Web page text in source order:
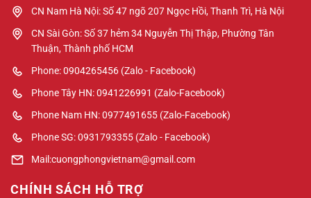
CN Nam Hà Nội: Số 47 ngõ 207 Ngọc Hồi, Thanh Trì, Hà Nội
CN Sài Gòn: Số 37 hẻm 34 Nguyễn Thị Thập, Phường Tân
Thuận, Thành phố HCM
Phone: 0904265456 (Zalo - Facebook)
Phone Tây HN: 0941226991 (Zalo-Facebook)
Phone Nam HN: 0977491655 (Zalo-Facebook)
Phone SG: 0931793355 (Zalo - Facebook)
Mail:cuongphongvietnam@gmail.com
CHÍNH SÁCH HỖ TRỢ